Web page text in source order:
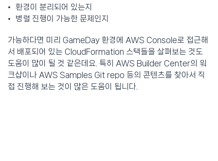
환경이 분리되어 있는지
병렬 진행이 가능한 문제인지
가능하다면 미리 GameDay 환경에 AWS Console로 접근해
서 배포되어 있는 CloudFormation 스택들을 살펴보는 것도
도움이 많이 될 것 같은데요. 특히 AWS Builder Center의 워
크샵이나 AWS Samples Git repo 등의 콘텐츠를 찾아서 직
접 진행해 보는 것이 많은 도움이 됩니다.